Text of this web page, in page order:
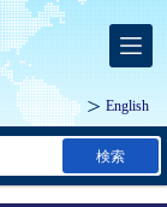
English
検索